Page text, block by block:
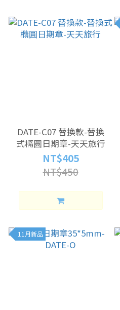
DATE-C07 替換款-替換
式橢圓日期章-天天旅行
NT$405
NT$450
11月新品